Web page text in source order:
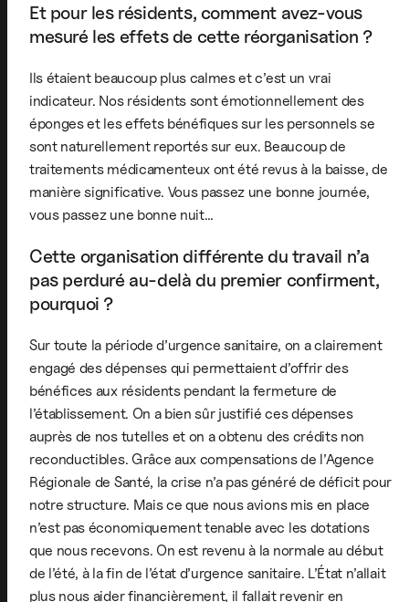
Et pour les résidents, comment avez-vous
mesuré les effets de cette réorganisation ?
Ils étaient beaucoup plus calmes et c’est un vrai
indicateur. Nos résidents sont émotionnellement des
éponges et les effets bénéfiques sur les personnels se
sont naturellement reportés sur eux. Beaucoup de
traitements médicamenteux ont été revus à la baisse, de
manière significative. Vous passez une bonne journée,
vous passez une bonne nuit…
Cette organisation différente du travail n’a
pas perduré au-delà du premier confirment,
pourquoi ?
Sur toute la période d’urgence sanitaire, on a clairement
engagé des dépenses qui permettaient d’offrir des
bénéfices aux résidents pendant la fermeture de
l’établissement. On a bien sûr justifié ces dépenses
auprès de nos tutelles et on a obtenu des crédits non
reconductibles. Grâce aux compensations de l’Agence
Régionale de Santé, la crise n’a pas généré de déficit pour
notre structure. Mais ce que nous avions mis en place
n’est pas économiquement tenable avec les dotations
que nous recevons. On est revenu à la normale au début
de l’été, à la fin de l’état d’urgence sanitaire. L’État n’allait
plus nous aider financièrement, il fallait revenir en